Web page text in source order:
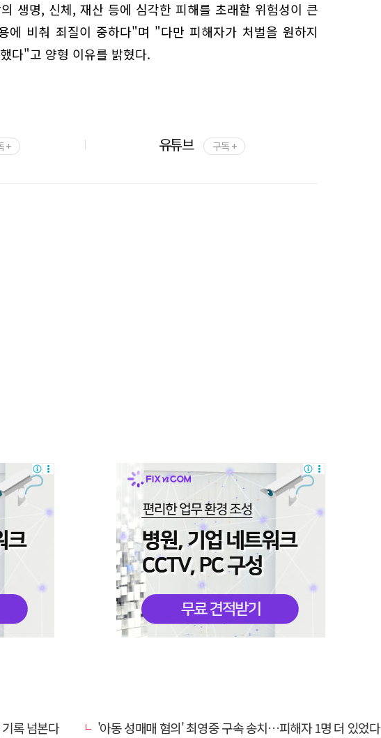
생명, 신체, 재산 등에 심각한 피해를 초래할 위험성이 큰
에 비춰 죄질이 중하다"며 "다만 피해자가 처벌을 원하지
다"고 양형 이유를 밝혔다.
+ 유튜브 구독 +
록 넘본다
'아동 성매매 혐의' 최영중 구속 송치…피해자 1명 더 있었다